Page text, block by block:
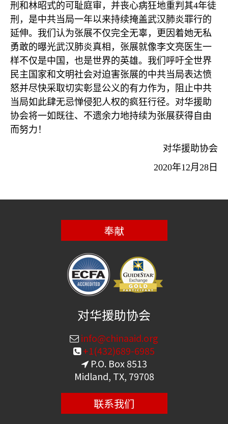
刑和林昭式的可耻庭审，并丧心病狂地重判其4年徒
刑，是中共当局一年以来持续掩盖武汉肺炎罪行的
延伸。我们认为张展不仅完全无辜，更因着她无私
勇敢的曝光武汉肺炎真相，张展就像李文亮医生一
样不仅是中国，也是世界的英雄。我们呼吁全世界
民主国家和文明社会对迫害张展的中共当局表达愤
怒并尽快采取切实彰显公义的有力作为，阻止中共
当局如此肆无忌惮侵犯人权的疯狂行径。对华援助
协会将一如既往、不遗余力地持续为张展获得自由
而努力！
对华援助协会
2020年12月 28 日
奉献
对华援助协会
info@chinaaid.org
+1(432)689-6985
P.O. Box 8513
Midland, TX, 79708
联系我们